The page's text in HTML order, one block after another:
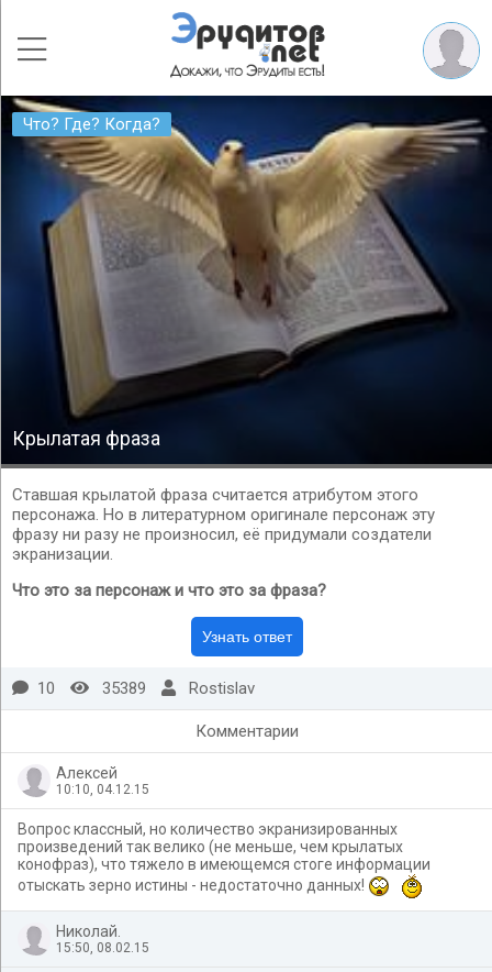
Что? Где? Когда?
Крылатая фраза
Ставшая крылатой фраза считается атрибутом этого
персонажа. Но в литературном оригинале персонаж эту
фразу ни разу не произносил, её придумали создатели
экранизации.
Что это за персонаж и что это за фраза?
10 35389 Rostislav
Комментарии
Алексей
10:10, 04.12.15
Вопрос классный, но количество экранизированных
произведений так велико (не меньше, чем крылатых
конофраз), что тяжело в имеющемся стоге информации
отыскать зерно истины - недостаточно данных!
Николай.
15:50, 08.02.15